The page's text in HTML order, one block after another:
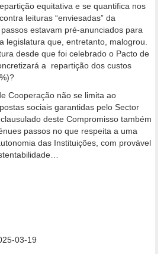
equitativa e se quantifica nos
leituras “enviesadas” da
estavam pré-anunciados para
legislatura que, entretanto, malogrou.
desde que foi celebrado o Pacto de
a repartição dos custos
Cooperação não se limita ao
sociais garantidas pelo Sector
deste Compromisso também
passos no que respeita a uma
das Instituições, com provável
03-19